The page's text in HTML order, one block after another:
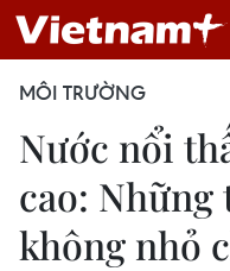
MÔI TRƯỜNG
Nước nổi
cao:
không nhỏ